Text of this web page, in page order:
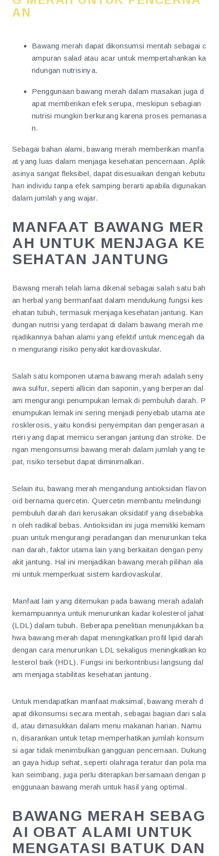
AN
Bawang merah dapat dikonsumsi mentah sebagai c
ampuran salad atau acar untuk mempertahankan ka
ndungan nutrisinya.
Penggunaan bawang merah dalam masakan juga d
apat memberikan efek serupa, meskipun sebagian
nutrisi mungkin berkurang karena proses pemanasa
n.
Sebagai bahan alami, bawang merah memberikan manfa
at yang luas dalam menjaga kesehatan pencernaan. Aplik
asinya sangat fleksibel, dapat disesuaikan dengan kebutu
han individu tanpa efek samping berarti apabila digunakan
dalam jumlah yang wajar.
MANFAAT BAWANG MER
AH UNTUK MENJAGA KE
SEHATAN JANTUNG
Bawang merah telah lama dikenal sebagai salah satu bah
an herbal yang bermanfaat dalam mendukung fungsi kes
ehatan tubuh, termasuk menjaga kesehatan jantung. Kan
dungan nutrisi yang terdapat di dalam bawang merah me
njadikannya bahan alami yang efektif untuk mencegah da
n mengurangi risiko penyakit kardiovaskular.
Salah satu komponen utama bawang merah adalah seny
awa sulfur, seperti allicin dan saponin, yang berperan dal
am mengurangi penumpukan lemak di pembuluh darah. P
enumpukan lemak ini sering menjadi penyebab utama ate
rosklerosis, yaitu kondisi penyempitan dan pengerasan a
rteri yang dapat memicu serangan jantung dan stroke. De
ngan mengonsumsi bawang merah dalam jumlah yang te
pat, risiko tersebut dapat diminimalkan.
Selain itu, bawang merah mengandung antioksidan flavon
oid bernama quercetin. Quercetin membantu melindungi
pembuluh darah dari kerusakan oksidatif yang disebabka
n oleh radikal bebas. Antioksidan ini juga memiliki kemam
puan untuk mengurangi peradangan dan menurunkan teka
nan darah, faktor utama lain yang berkaitan dengan peny
akit jantung. Hal ini menjadikan bawang merah pilihan ala
mi untuk memperkuat sistem kardiovaskular.
Manfaat lain yang ditemukan pada bawang merah adalah
kemampuannya untuk menurunkan kadar kolesterol jahat
(LDL) dalam tubuh. Beberapa penelitian menunjukkan ba
hwa bawang merah dapat meningkatkan profil lipid darah
dengan cara menurunkan LDL sekaligus meningkatkan ko
lesterol baik (HDL). Fungsi ini berkontribusi langsung dal
am menjaga stabilitas kesehatan jantung.
Untuk mendapatkan manfaat maksimal, bawang merah d
apat dikonsumsi secara mentah, sebagai bagian dari sala
d, atau dimasukkan dalam menu makanan harian. Namu
n, disarankan untuk tetap memperhatikan jumlah konsum
si agar tidak menimbulkan gangguan pencernaan. Dukung
an gaya hidup sehat, seperti olahraga teratur dan pola ma
kan seimbang, juga perlu diterapkan bersamaan dengan p
enggunaan bawang merah untuk hasil yang optimal.
BAWANG MERAH SEBAG
AI OBAT ALAMI UNTUK
MENGATASI BATUK DAN